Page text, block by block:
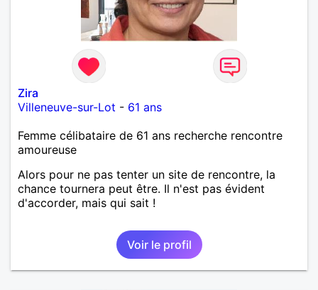
Zira
Villeneuve-sur-Lot - 61 ans
Femme célibataire de 61 ans recherche rencontre
amoureuse
Alors pour ne pas tenter un site de rencontre, la
chance tournera peut être. Il n'est pas évident
d'accorder, mais qui sait !
Voir le profil